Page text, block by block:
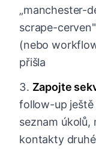
„manchester-
scrape-
(nebo
přišla
Zapojte
follow-up
seznam úkolů,
kontakty druhé